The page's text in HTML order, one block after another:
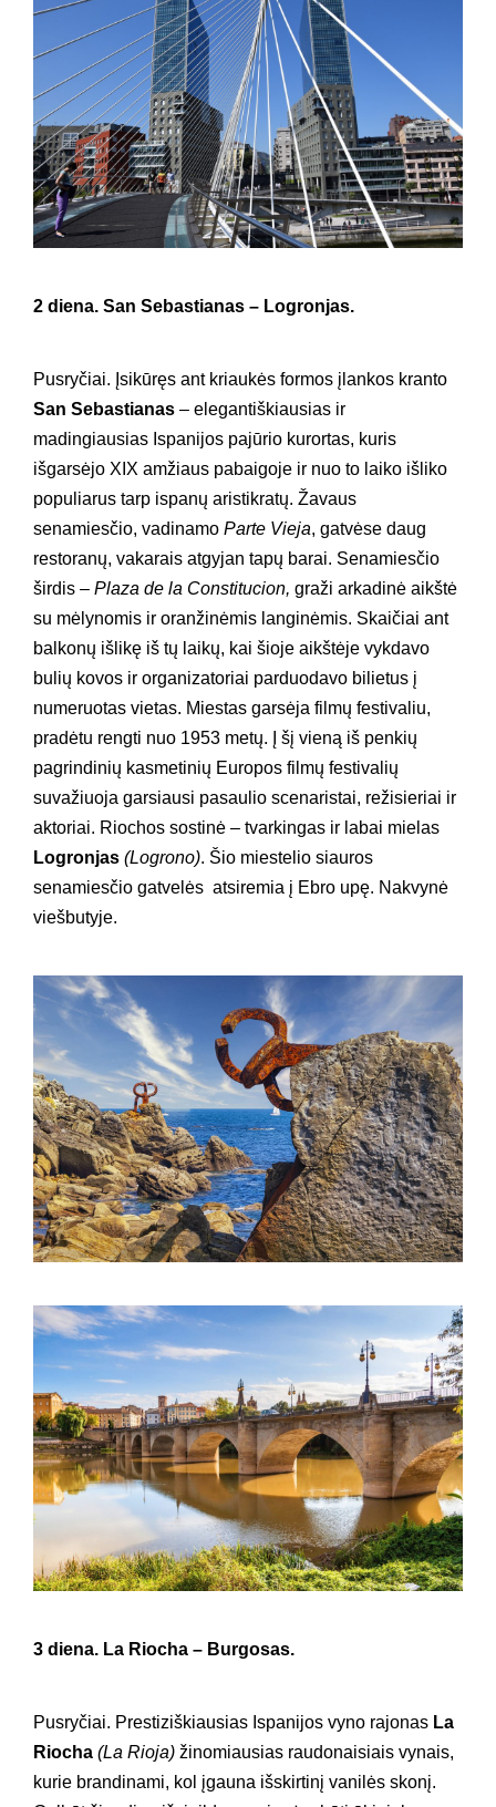
2 diena. San Sebastianas – Logronjas.
Pusryčiai. Įsikūręs ant kriaukės formos įlankos kranto
San Sebastianas – elegantiškiausias ir
madingiausias Ispanijos pajūrio kurortas, kuris
išgarsėjo XIX amžiaus pabaigoje ir nuo to laiko išliko
populiarus tarp ispanų aristikratų. Žavaus
senamiesčio, vadinamo Parte Vieja, gatvėse daug
restoranų, vakarais atgyjan tapų barai. Senamiesčio
širdis – Plaza de la Constitucion, graži arkadinė aikštė
su mėlynomis ir oranžinėmis langinėmis. Skaičiai ant
balkonų išlikę iš tų laikų, kai šioje aikštėje vykdavo
bulių kovos ir organizatoriai parduodavo bilietus į
numeruotas vietas. Miestas garsėja filmų festivaliu,
pradėtu rengti nuo 1953 metų. Į šį vieną iš penkių
pagrindinių kasmetinių Europos filmų festivalių
suvažiuoja garsiausi pasaulio scenaristai, režisieriai ir
aktoriai. Riochos sostinė – tvarkingas ir labai mielas
Logronjas (Logrono). Šio miestelio siauros
senamiesčio gatvelės atsiremia į Ebro upę. Nakvynė
viešbutyje.
3 diena. La Riocha – Burgosas.
Pusryčiai. Prestiziškiausias Ispanijos vyno rajonas La
Riocha (La Rioja) žinomiausias raudonaisiais vynais,
kurie brandinami, kol įgauna išskirtinį vanilės skonį.